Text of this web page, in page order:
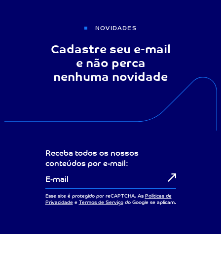
NOVIDADES
Cadastre seu e-mail
e não perca
nenhuma novidade
Receba todos os nossos
conteúdos por e-mail:
Esse site é protegido por reCAPTCHA. As Políticas de
Privacidadee Termos de Serviçodo Google se aplicam.